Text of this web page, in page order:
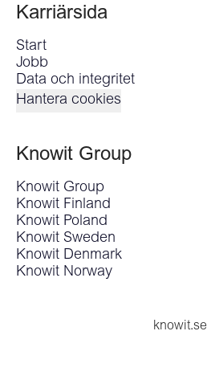
Karriärsida
Start
Jobb
Data och integritet
Hantera cookies
Knowit Group
Knowit Group
Knowit Finland
Knowit Poland
Knowit Sweden
Knowit Denmark
Knowit Norway
knowit.se